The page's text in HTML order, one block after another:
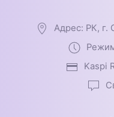
Адрес: РК, г.
Kaspi